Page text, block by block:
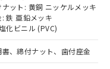
ット: 黄銅 ニッケルメッキ
鉄 亜鉛メッキ
化ビニル (PVC)
、締付ナット、歯付座金
漏洩または開
す。
スト作成サー
には、I-Web
ている必要が
により、予定
。
す。
おいて有害物
深刻な影響を
。
売部門へお問
3の内容を当
また当社は、
る関係者が違
る場合は、取
在庫状況の
い機種